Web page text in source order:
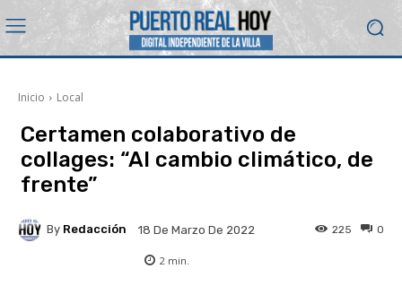
Inicio Local
Certamen colaborativo de
collages: “Al cambio climático, de
frente”
By Redacción 18 De Marzo De 2022 0
225
2 min.